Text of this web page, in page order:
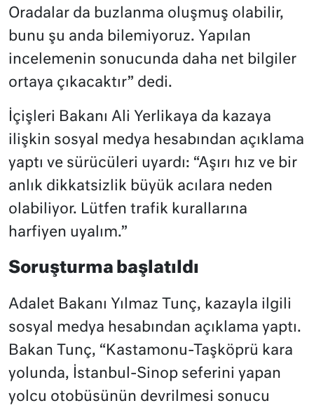
Oradalar da buzlanma oluşmuş olabilir,
bunu şu anda bilemiyoruz. Yapılan
incelemenin sonucunda daha net bilgiler
ortaya çıkacaktır” dedi.
İçişleri Bakanı Ali Yerlikaya da kazaya
ilişkin sosyal medya hesabından açıklama
yaptı ve sürücüleri uyardı: “Aşırı hız ve bir
anlık dikkatsizlik büyük acılara neden
olabiliyor. Lütfen trafik kurallarına
harfiyen uyalım.”
Soruşturma başlatıldı
Adalet Bakanı Yılmaz Tunç, kazayla ilgili
sosyal medya hesabından açıklama yaptı.
Bakan Tunç, “Kastamonu-Taşköprü kara
yolunda, İstanbul-Sinop seferini yapan
yolcu otobüsünün devrilmesi sonucu